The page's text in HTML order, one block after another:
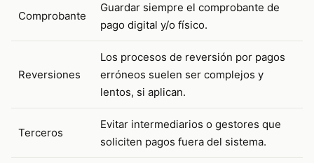
Comprobante
Guardar siempre el comprobante de
pago digital y/o físico.
Reversiones
Los procesos de reversión por pagos
erróneos suelen ser complejos y
lentos, si aplican.
Terceros
Evitar intermediarios o gestores que
soliciten pagos fuera del sistema.